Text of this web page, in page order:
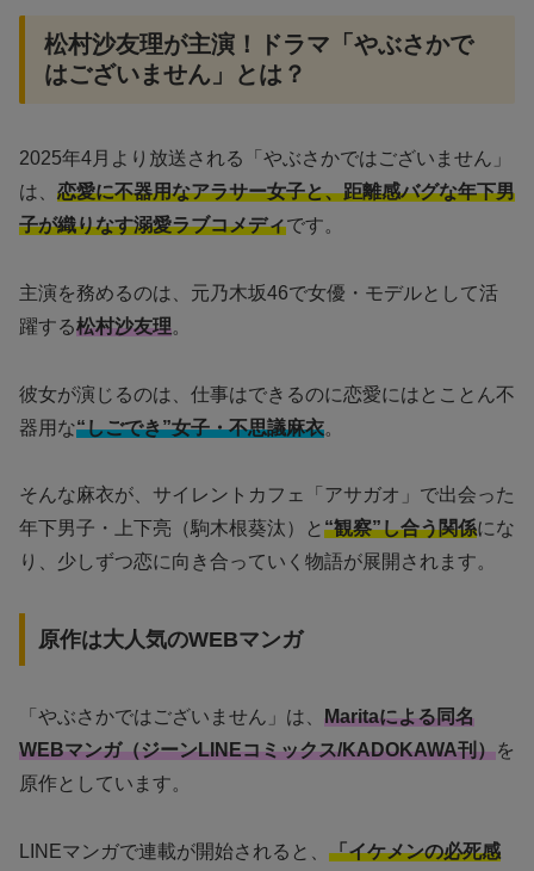
松村沙友理が主演！ドラマ「やぶさかで
はございません」とは？
2025年4月より放送される「やぶさかではございません」
は、 恋愛に不器用なアラサー女子と、距離感バグな年下男
子が織りなす溺愛ラブコメディです。
主演を務めるのは、元乃木坂46で女優・モデルとして活
躍する松村沙友理。
彼女が演じるのは、仕事はできるのに恋愛にはとことん不
器用な“しごでき”女子・不思議麻衣。
そんな麻衣が、サイレントカフェ「アサガオ」で出会った
年下男子・上下亮（駒木根葵汰）と “観察”し合う関係にな
り、少しずつ恋に向き合っていく物語が展開されます。
原作は大人気のWEBマンガ
「やぶさかではございません」は、 Maritaによる同名
WEBマンガ（ジーンLINEコミックス/KADOKAWA刊）を
原作としています。
LINEマンガで連載が開始されると、 「イケメンの必死感